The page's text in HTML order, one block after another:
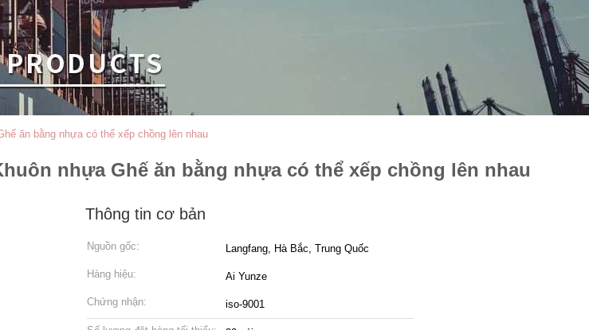
ăn bằng nhựa có thể xếp chồng lên nhau
nhựa Ghế ăn bằng nhựa có thể xếp chồng lên nhau
Thông tin cơ bản
Nguồn gốc: Langfang, Hà Bắc, Trung Quốc
Hàng hiệu: Ai Yunze
Chứng nhận: iso-9001